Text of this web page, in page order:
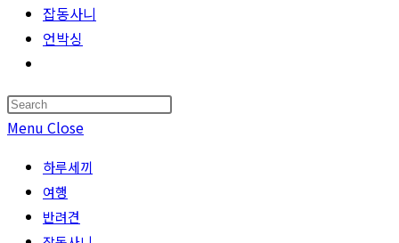
잡동사니
언박싱
search
Press
Menu Close
하루세끼
여행
반려견